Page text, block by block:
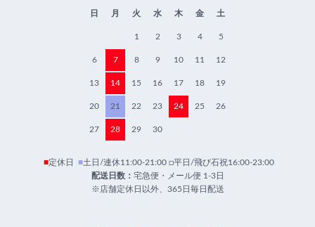
日 月 火 水 木 金 土
1 2 3 4 5
6 7 8 9 10 11 12
13 14 15 16 17 18 19
20 21 22 23 24 25 26
27 28 29 30
■定休日 ■土日/連休11:00-21:00 □平日/飛び石祝16:00-23:00
配送日数： 宅急便・メール便 1-3日
※店舗定休日以外、365日毎日配送